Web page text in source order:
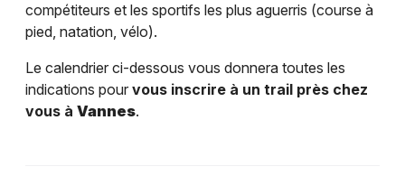
compétiteurs et les sportifs les plus aguerris (course à
pied, natation, vélo).
Le calendrier ci-dessous vous donnera toutes les
indications pour vous inscrire à un trail près chez
vous à Vannes.